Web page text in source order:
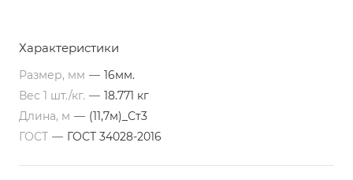
Характеристики
Размер, мм — 16мм.
Вес 1 шт./кг. — 18.771 кг
Длина, м — (11,7м)_Ст3
ГОСТ — ГОСТ 34028-2016